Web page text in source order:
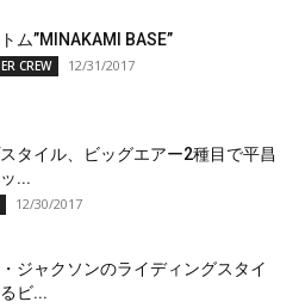
ム”MINAKAMI BASE”
CREW 12/31/2017
タイル、ビッグエアー2種目で平昌
...
12/30/2017
ジャクソンのライディングスタイ
ビ...